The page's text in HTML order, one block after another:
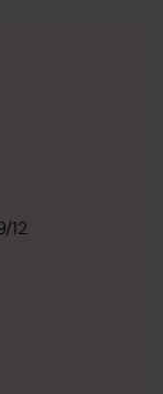
12